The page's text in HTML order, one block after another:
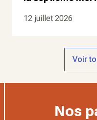
12 juillet 2026
Voir
Nos